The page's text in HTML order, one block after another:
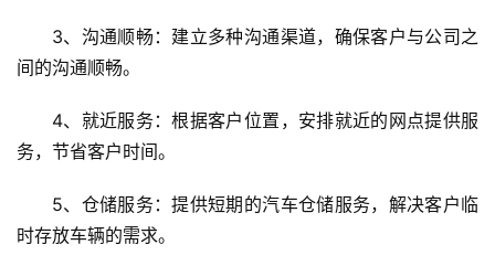
3、沟通顺畅：建立多种沟通渠道，确保客户与公司之
间的沟通顺畅。
4、就近服务：根据客户位置，安排就近的网点提供服
务，节省客户时间。
5、仓储服务：提供短期的汽车仓储服务，解决客户临
时存放车辆的需求。